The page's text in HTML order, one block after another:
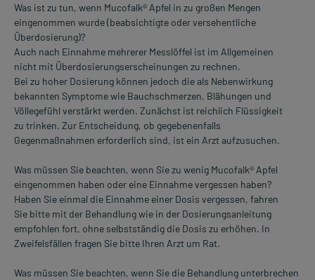
Was ist zu tun, wenn Mucofalk® Apfel in zu großen Mengen
eingenommen wurde (beabsichtigte oder versehentliche
Überdosierung)?
Auch nach Einnahme mehrerer Messlöffel ist im Allgemeinen
nicht mit Überdosierungserscheinungen zu rechnen.
Bei zu hoher Dosierung können jedoch die als Nebenwirkung
bekannten Symptome wie Bauchschmerzen, Blähungen und
Völlegefühl verstärkt werden. Zunächst ist reichlich Flüssigkeit
zu trinken. Zur Entscheidung, ob gegebenenfalls
Gegenmaßnahmen erforderlich sind, ist ein Arzt aufzusuchen.
Was müssen Sie beachten, wenn Sie zu wenig Mucofalk® Apfel
eingenommen haben oder eine Einnahme vergessen haben?
Haben Sie einmal die Einnahme einer Dosis vergessen, fahren
Sie bitte mit der Behandlung wie in der Dosierungsanleitung
empfohlen fort, ohne selbstständig die Dosis zu erhöhen. In
Zweifelsfällen fragen Sie bitte Ihren Arzt um Rat.
Was müssen Sie beachten, wenn Sie die Behandlung unterbrechen